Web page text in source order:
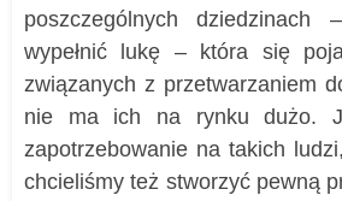
poszczególnych
wypełnić lukę – która się
związanych z przetwarzaniem
nie ma ich na rynku dużo.
zapotrzebowanie na takich
chcieliśmy też stworzyć pewną